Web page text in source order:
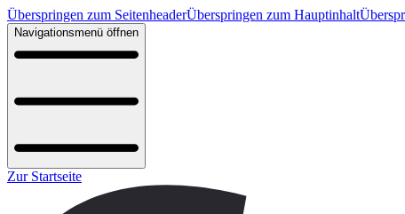
Überspringen zum SeitenheaderÜberspringen zum Hauptinhalt
Navigationsmenü öffnen
Zur Startseite